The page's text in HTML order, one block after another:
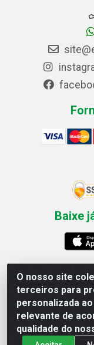
O nosso site
terceiros para
personalizada
relevante de
qualidade do
Baixe
Esperança
Estância -